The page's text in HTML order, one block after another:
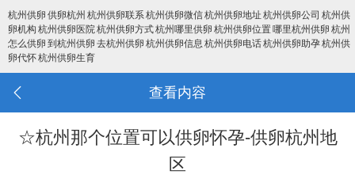
杭州供卵 供卵杭州 杭州供卵联系杭州供卵微信杭州供卵地址 杭州供卵公司 杭州供
卵机构 杭州供卵医院杭州供卵方式杭州哪里供卵 杭州供卵位置哪里杭州供卵 杭州
怎么供卵 到杭州供卵 去杭州供卵 杭州供卵信息 杭州供卵电话杭州供卵助孕杭州供
卵代怀杭州供卵生育
查看内容
☆杭州那个位置可以供卵怀孕-供卵杭州地
区